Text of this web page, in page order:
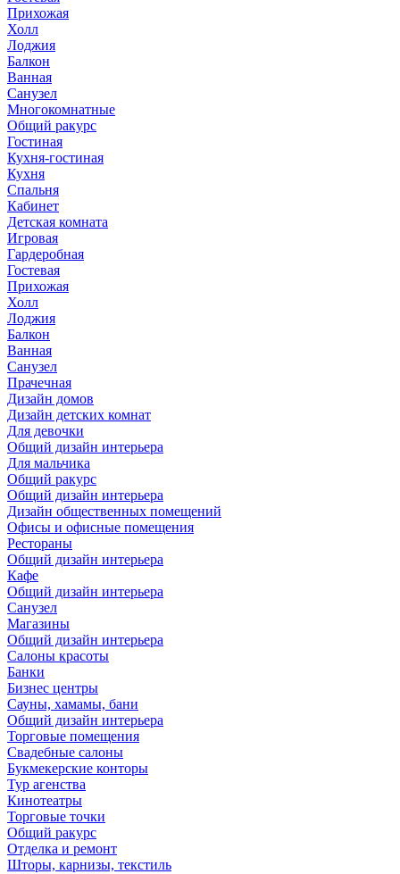
Прихожая
Холл
Лоджия
Балкон
Ванная
Санузел
Многокомнатные
Общий ракурс
Гостиная
Кухня-гостиная
Кухня
Спальня
Кабинет
Детская комната
Игровая
Гардеробная
Гостевая
Прихожая
Холл
Лоджия
Балкон
Ванная
Санузел
Прачечная
Дизайн домов
Дизайн детских комнат
Для девочки
Общий дизайн интерьера
Для мальчика
Общий ракурс
Общий дизайн интерьера
Дизайн общественных помещений
Офисы и офисные помещения
Рестораны
Общий дизайн интерьера
Кафе
Общий дизайн интерьера
Санузел
Магазины
Общий дизайн интерьера
Салоны красоты
Банки
Бизнес центры
Сауны, хамамы, бани
Общий дизайн интерьера
Торговые помещения
Свадебные салоны
Букмекерские конторы
Тур агенства
Кинотеатры
Торговые точки
Общий ракурс
Отделка и ремонт
Шторы, карнизы, текстиль